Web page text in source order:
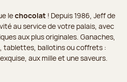
lechocolat ! Depuis 1986, Jeff de
au service de votre palais, avec
aux plus originales. Ganaches,
tablettes, ballotins ou coffrets :
aux mille et une saveurs.